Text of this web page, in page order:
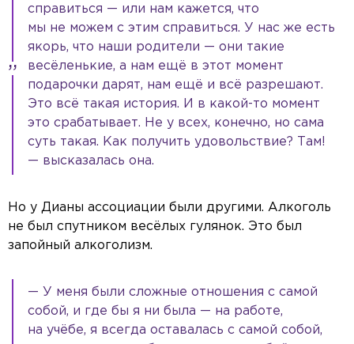
справиться — или нам кажется, что
мы не можем с этим справиться. У нас же есть
якорь, что наши родители — они такие
весёленькие, а нам ещё в этот момент
подарочки дарят, нам ещё и всё разрешают.
Это всё такая история. И в какой-то момент
это срабатывает. Не у всех, конечно, но сама
суть такая. Как получить удовольствие? Там!
— высказалась она.
Но у Дианы ассоциации были другими. Алкоголь
не был спутником весёлых гулянок. Это был
запойный алкоголизм.
— У меня были сложные отношения с самой
собой, и где бы я ни была — на работе,
на учёбе, я всегда оставалась с самой собой,